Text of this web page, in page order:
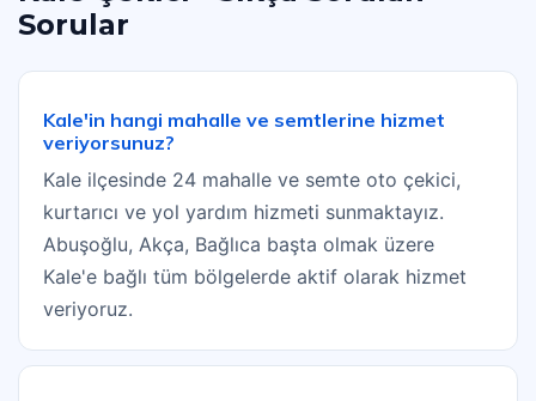
Sorular
Kale'in hangi mahalle ve semtlerine hizmet
veriyorsunuz?
Kale ilçesinde 24 mahalle ve semte oto çekici,
kurtarıcı ve yol yardım hizmeti sunmaktayız.
Abuşoğlu, Akça, Bağlıca başta olmak üzere
Kale'e bağlı tüm bölgelerde aktif olarak hizmet
veriyoruz.